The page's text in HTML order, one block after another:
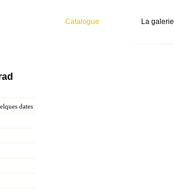
Catalogue La galerie
dates